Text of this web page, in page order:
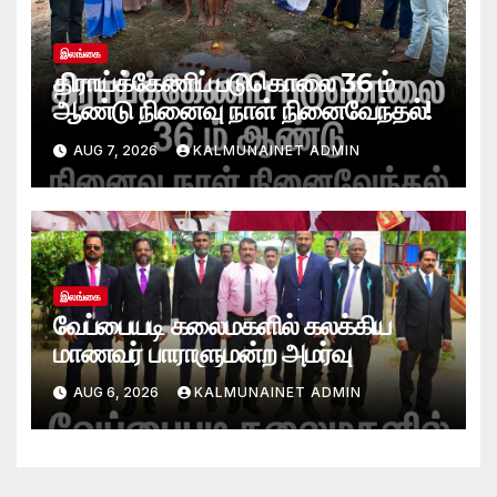
இலங்கை
திராய்க்கேணிப் படுகொலை 36 ம்
ஆண்டு நினைவு நாள் நினைவேந்தல்!
AUG 7, 2026 KALMUNAINET ADMIN
இலங்கை
வேப்பையடி கலைமகளில் கலக்கிய
மாணவர் பாராளுமன்ற அமர்வு
AUG 6, 2026 KALMUNAINET ADMIN